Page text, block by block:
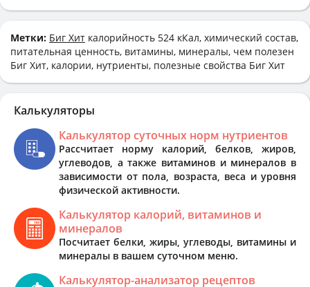
Метки: Биг Хит калорийность 524 кКал, химический состав,
питательная ценность, витамины, минералы, чем полезен
Биг Хит, калории, нутриенты, полезные свойства Биг Хит
Калькуляторы
Калькулятор суточных норм нутриентов
Рассчитает норму калорий, белков, жиров,
углеводов, а также витаминов и минералов в
зависимости от пола, возраста, веса и уровня
физической активности.
Калькулятор калорий, витаминов и
минералов
Посчитает белки, жиры, углеводы, витамины и
минералы в вашем суточном меню.
Калькулятор-анализатор рецептов